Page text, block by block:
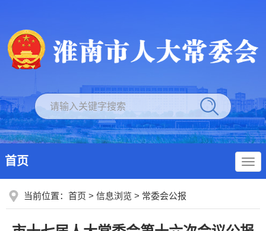
首页
当前位置： 首页 > 信息浏览 > 常委会公报